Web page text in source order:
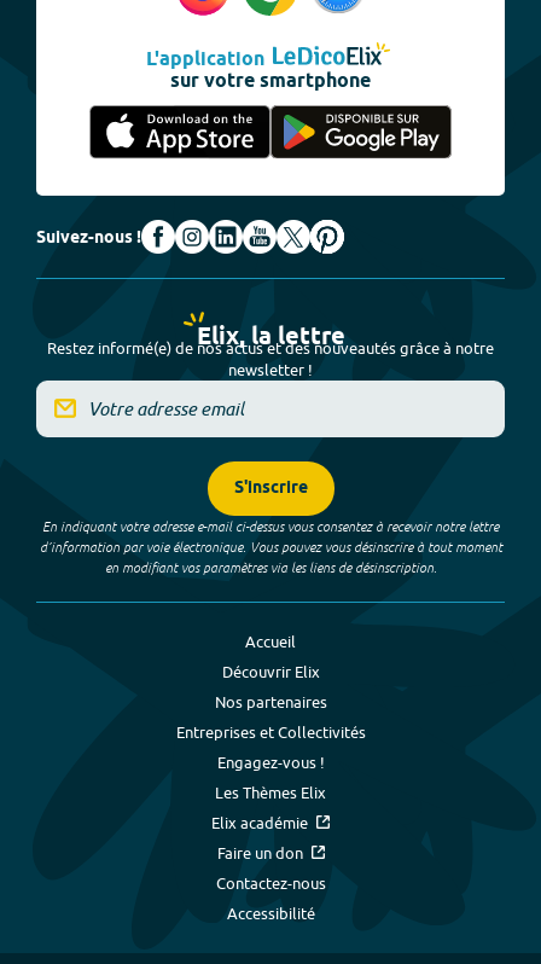
L'application
sur votre smartphone
Suivez-nous !
Elix, la lettre
Restez informé(e) de nos actus et des nouveautés grâce à notre
newsletter !
S'inscrire
En indiquant votre adresse e-mail ci-dessus vous consentez à recevoir notre lettre
d’information par voie électronique. Vous pouvez vous désinscrire à tout moment
en modifiant vos paramètres via les liens de désinscription.
Accueil
Découvrir Elix
Nos partenaires
Entreprises et Collectivités
Engagez-vous !
Les Thèmes Elix
Elix académie
Faire un don
Contactez-nous
Accessibilité